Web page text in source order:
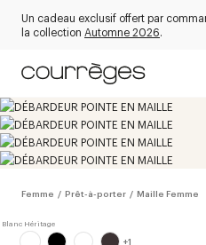
Un cadeau exclusif offert par
la collection Automne 2026.
Femme / Prêt-à-porter / Maille Femme
+1